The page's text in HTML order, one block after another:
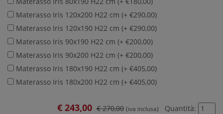
Materasso Iris 120x200 H22 cm (+ €290,00)
Materasso Iris 120x190 H22 cm (+ €290,00)
Materasso Iris 90x190 H22 cm (+ €200,00)
Materasso Iris 90x200 H22 cm (+ €200,00)
Materasso Iris 180x190 H22 cm (+ €405,00)
Materasso Iris 180x200 H22 cm (+ €405,00)
€ 243,00 € 270,00 (iva inclusa)
Quantità: